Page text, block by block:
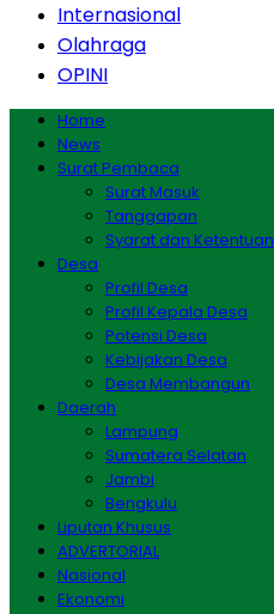
Internasional
Olahraga
OPINI
Home
News
Surat Pembaca
Surat Masuk
Tanggapan
Syarat dan Ketentuan
Desa
Profil Desa
Profil Kepala Desa
Potensi Desa
Kebijakan Desa
Desa Membangun
Daerah
Lampung
Sumatera Selatan
Jambi
Bengkulu
Liputan Khusus
ADVERTORIAL
Nasional
Ekonomi